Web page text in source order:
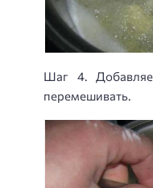
Шаг 4.
перемешивать.